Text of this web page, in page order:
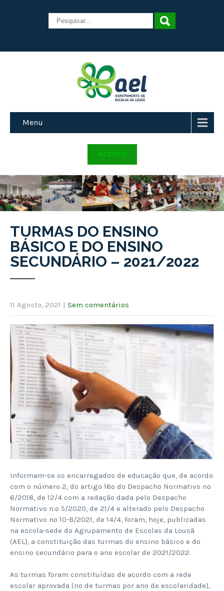
Menu
ACESSO
TURMAS DO ENSINO
BÁSICO E DO ENSINO
SECUNDÁRIO – 2021/2022
11 Agosto, 2021 | Sem comentários
Informam-se os encarregados de educação que, de acordo
com o número 2, do artigo 16º do Despacho Normativo nº
6/2018, de 12/4 com a redação dada pelo Despacho
Normativo n.º 5/2020, de 21/4 e alterado pelo Despacho
Normativo nº 10-B/2021, de 14/4, foram, hoje, publicadas
na escola-sede do Agrupamento de Escolas da Lousã
(AEL), a constituição das turmas do ensino básico e do
ensino secundário para o ano escolar de 2021/2022.
As turmas foram constituídas de acordo com a rede
escolar aprovada (nº de turmas por ano de escolaridade),